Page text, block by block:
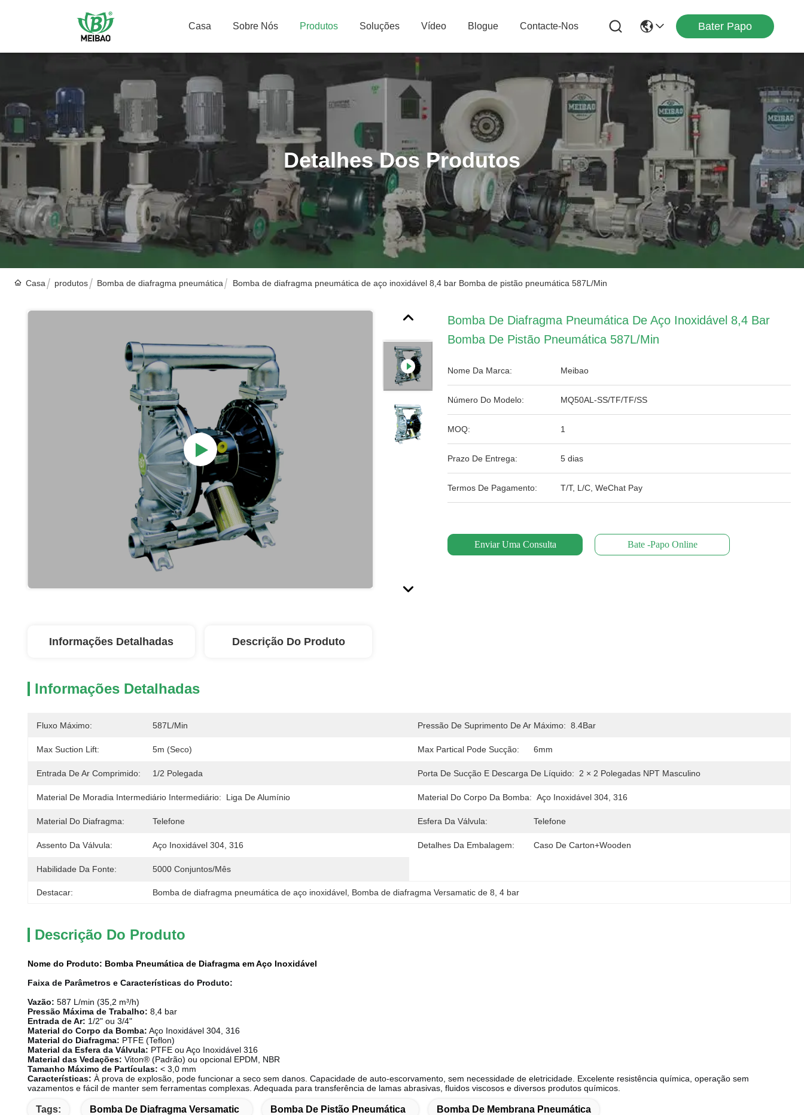
Casa Sobre Nós Produtos Soluções Vídeo Blogue Contacte-Nos Bater Papo
Detalhes Dos Produtos
Casa produtos Bomba de diafragma pneumática Bomba de diafragma pneumática de aço inoxidável 8,4 bar Bomba de pistão pneumática 587L/Min
Bomba De Diafragma Pneumática De Aço Inoxidável 8,4 Bar
Bomba De Pistão Pneumática 587L/Min
Nome Da Marca: Meibao
Número Do Modelo: MQ50AL-SS/TF/TF/SS
MOQ: 1
Prazo De Entrega: 5 dias
Termos De Pagamento: T/T, L/C, WeChat Pay
Enviar Uma Consulta Bate -papo Online
Informações Detalhadas Descrição Do Produto
Informações Detalhadas
Fluxo Máximo: 587L/min Pressão De Suprimento De Ar Máximo: 8.4Bar
Max Suction Lift: 5m (seco) Max Partical Pode Sucção: 6mm
Entrada De Ar Comprimido: 1/2 Polegada Porta De Sucção E Descarga De Líquido: 2 × 2 Polegadas NPT Masculino
Material De Moradia Intermediário Intermediário: Liga De Alumínio Material Do Corpo Da Bomba: Aço Inoxidável 304, 316
Material Do Diafragma: Telefone Esfera Da Válvula: Telefone
Assento Da Válvula: Aço Inoxidável 304, 316 Detalhes Da Embalagem: Caso De Carton+wooden
Habilidade Da Fonte: 5000 Conjuntos/mês
Destacar: Bomba de diafragma pneumática de aço inoxidável Bomba de diafragma Versamatic de 8 4 bar
Descrição Do Produto
Nome do Produto: Bomba Pneumática de Diafragma em Aço Inoxidável
Faixa de Parâmetros e Características do Produto:
Vazão: 587 L/min (35,2 m³/h)
Pressão Máxima de Trabalho: 8,4 bar
Entrada de Ar: 1/2" ou 3/4"
Material do Corpo da Bomba: Aço Inoxidável 304, 316
Material do Diafragma: PTFE (Teflon)
Material da Esfera da Válvula: PTFE ou Aço Inoxidável 316
Material das Vedações: Viton® (Padrão) ou opcional EPDM, NBR
Tamanho Máximo de Partículas: < 3,0 mm
Características: À prova de explosão, pode funcionar a seco sem danos. Capacidade de auto-escorvamento, sem necessidade de eletricidade. Excelente resistência química, operação sem
vazamentos e fácil de manter sem ferramentas complexas. Adequada para transferência de lamas abrasivas, fluidos viscosos e diversos produtos químicos.
Tags: Bomba De Diafragma Versamatic Bomba De Pistão Pneumática Bomba De Membrana Pneumática